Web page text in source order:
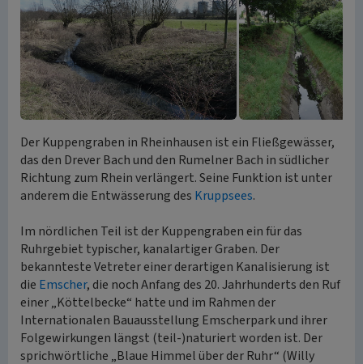
Der Kuppengraben in Rheinhausen ist ein Fließgewässer,
das den Drever Bach und den Rumelner Bach in südlicher
Richtung zum Rhein verlängert. Seine Funktion ist unter
anderem die Entwässerung des Kruppsees.
Im nördlichen Teil ist der Kuppengraben ein für das
Ruhrgebiet typischer, kanalartiger Graben. Der
bekannteste Vetreter einer derartigen Kanalisierung ist
die Emscher, die noch Anfang des 20. Jahrhunderts den Ruf
einer „Köttelbecke“ hatte und im Rahmen der
Internationalen Bauausstellung Emscherpark und ihrer
Folgewirkungen längst (teil-)naturiert worden ist. Der
sprichwörtliche „Blaue Himmel über der Ruhr“ (Willy